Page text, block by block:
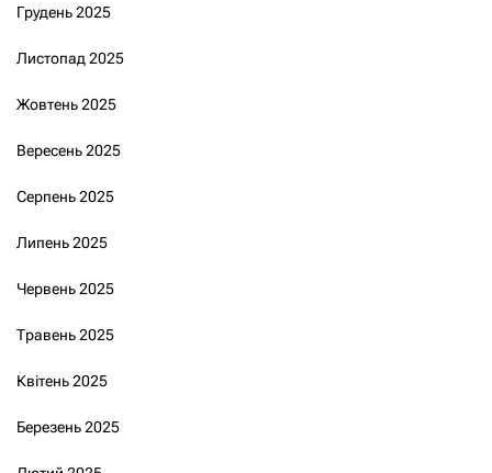
Грудень 2025
Листопад 2025
Жовтень 2025
Вересень 2025
Серпень 2025
Липень 2025
Червень 2025
Травень 2025
Квітень 2025
Березень 2025